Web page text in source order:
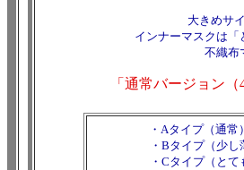
大きめサ
インナーマスクは
不織布
「通常バージョン
・Aタイプ（通
・Bタイプ（少し薄く
・Cタイプ（とても薄